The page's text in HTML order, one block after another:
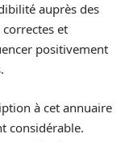
auprès des
et
positivement
à cet annuaire
considérable.